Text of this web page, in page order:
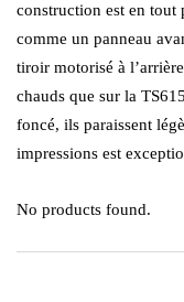
construction est en tout
comme un panneau
tiroir motorisé à
chauds que sur la
foncé, ils paraissent
impressions est
No products found.